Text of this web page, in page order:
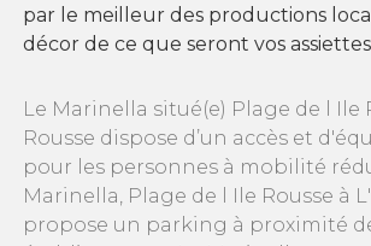
par le meilleur des productions
décor de ce que seront vos
Le Marinella situé(e) Plage de l Ile
Rousse dispose d’un accès et
pour les personnes à mobilité
Marinella, Plage de l Ile Rousse à
propose un parking à proximité